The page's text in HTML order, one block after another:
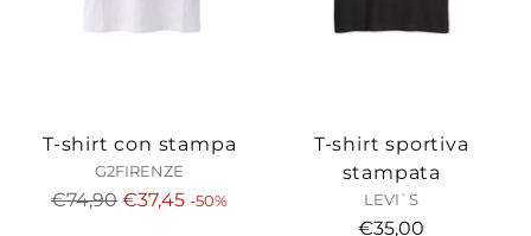
T-shirt con stampa
G2FIRENZE
Prezzo
€74,90 €37,45 -50%
T-shirt sportiva
stampata
LEVI`S
€35,00